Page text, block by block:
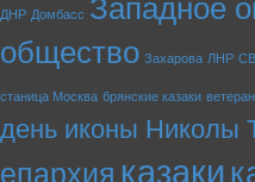
ДНР Домбасс
общество Захарова ЛНР
станица Москва брянские казаки
день иконы Николы
епархия казаки